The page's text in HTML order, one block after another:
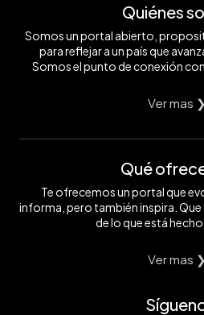
Quiénes
Somos un portal abierto,
para reflejar a un país que
Somos el punto de conexión
Ver mas ❯
Qué
Te ofrecemos un portal que
informa, pero también inspira.
de lo que está hecho
Ver mas ❯